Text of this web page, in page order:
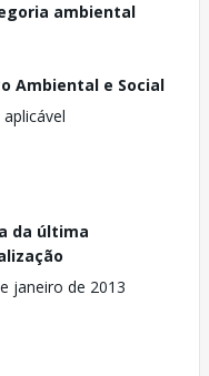
ambiental
Ambiental e Social
da última
janeiro de 2013